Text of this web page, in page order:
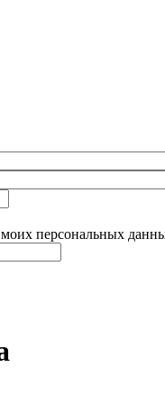
персональных